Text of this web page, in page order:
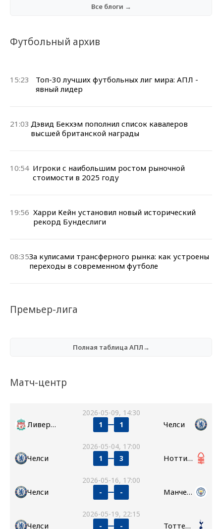
Все блоги →
Футбольный архив
15:23
Топ-30 лучших футбольных лиг мира: АПЛ -
явный лидер
21:03 Дэвид Бекхэм пополнил список кавалеров
высшей британской награды
10:54 Игроки с наибольшим ростом рыночной
стоимости в 2025 году
19:56 Харри Кейн установил новый исторический
рекорд Бундеслиги
08:35За кулисами трансферного рынка: как устроены
переходы в современном футболе
Премьер-лига
Полная таблица АПЛ→
Матч-центр
2026-05-09, 14:30
Ливерпуль 1 1 Челси
2026-05-04, 17:00
Челси 1 3 Ноттингем Форест
2026-05-16, 17:00
Челси - - Манчестер Сити
2026-05-19, 22:15
Челси - - Тоттенхэм